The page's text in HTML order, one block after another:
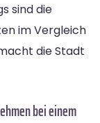
sind die
im Vergleich
die Stadt
bei einem